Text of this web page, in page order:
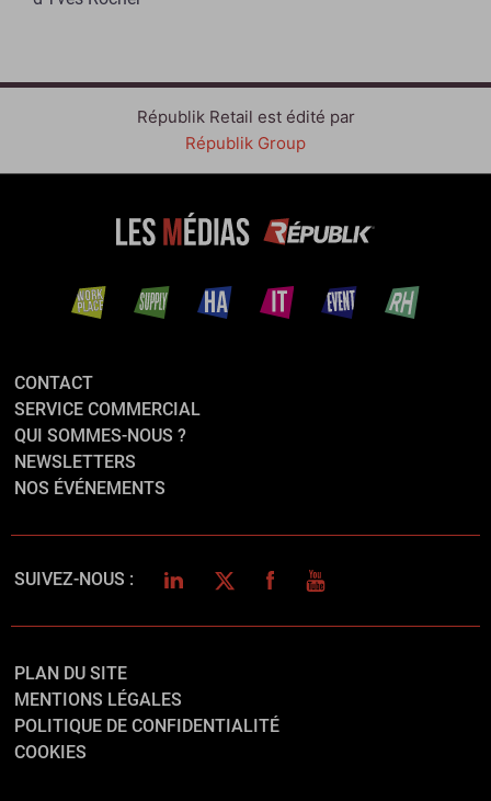
Républik Retail est édité par
Républik Group
CONTACT
SERVICE COMMERCIAL
QUI SOMMES-NOUS ?
NEWSLETTERS
NOS ÉVÉNEMENTS
SUIVEZ-NOUS : LINKEDINTWITTERFACEBOOK
YOUTUBE
PLAN DU SITE
MENTIONS LÉGALES
POLITIQUE DE CONFIDENTIALITÉ
COOKIES